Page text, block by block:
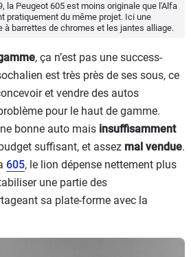
la Peugeot 605 est moins originale que l'Alfa
pratiquement du même projet. Ici une
à barrettes de chromes et les jantes alliage.
, ça n’est pas une success-
est très près de ses sous, ce
et vendre des autos
pour le haut de gamme.
bonne auto mais insuffisamment
suffisant, et assez mal vendue.
605, le lion dépense nettement plus
une partie des
sa plate-forme avec la